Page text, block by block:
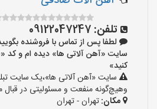
تلفن: 09122047247
لطفا پس از تماس با فروشنده
کنید»
سایت «آهن آلاتی ها»،یک سایت
وهیچ‌گونه منفعت و مسئولیتی در قبال
مکان:تهران - تهران